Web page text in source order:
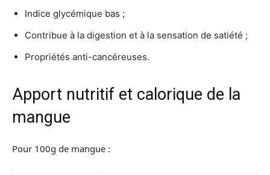
Indice glycémique bas ;
Contribue à la digestion et à la sensation de satiété ;
Propriétés anti-cancéreuses.
Apport nutritif et calorique de la
mangue
Pour 100g de mangue :